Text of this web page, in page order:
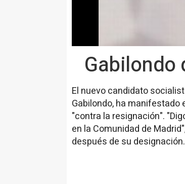
Gabilondo
El nuevo candidato
Gabilondo, ha
"contra la resignación".
en la Comunidad de
después de su designación.